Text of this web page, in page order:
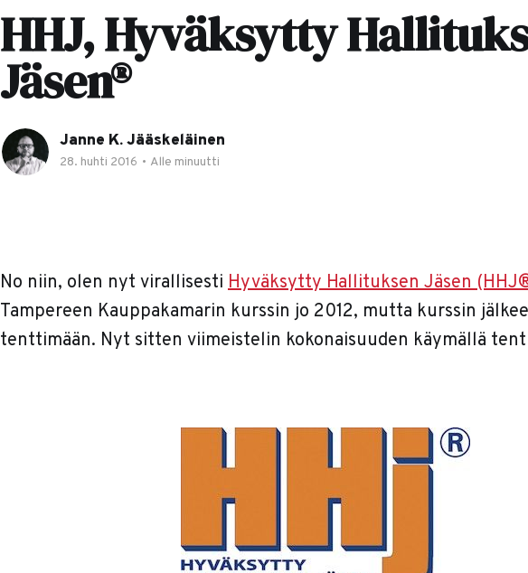
HHJ, Hyväksytty
Jäsen®
Janne K. Jääskeläinen
28. huhti 2016 • Alle minuutti
No niin, olen nyt virallisesti Hyväksytty Hallituksen Jäsen
Tampereen Kauppakamarin kurssin jo 2012, mutta kurssin
tenttimään. Nyt sitten viimeistelin kokonaisuuden käymällä